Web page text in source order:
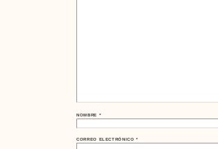
NOMBRE *
CORREO ELECTRÓNICO*